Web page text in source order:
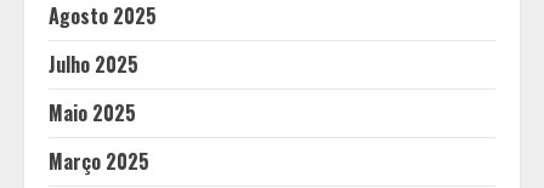
Agosto 2025
Julho 2025
Maio 2025
Março 2025